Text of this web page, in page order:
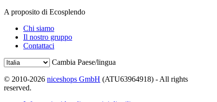
A proposito di Ecosplendo
Chi siamo
Il nostro gruppo
Contattaci
Cambia Paese/lingua
© 2010-2026 niceshops GmbH (ATU63964918) - All rights
reserved.